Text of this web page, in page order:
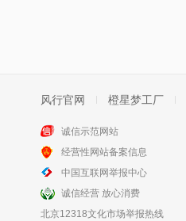
风行官网 橙星梦工厂
诚信示范网站
经营性网站备案信息
中国互联网举报中心
诚信经营 放心消费
北京12318文化市场举报热线